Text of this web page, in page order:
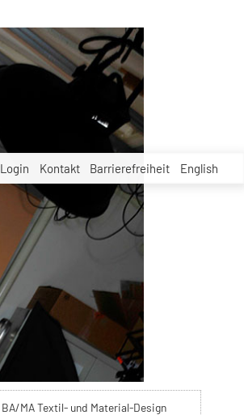
Login Kontakt Barrierefreiheit English
BA/MA Textil- und Material-Design